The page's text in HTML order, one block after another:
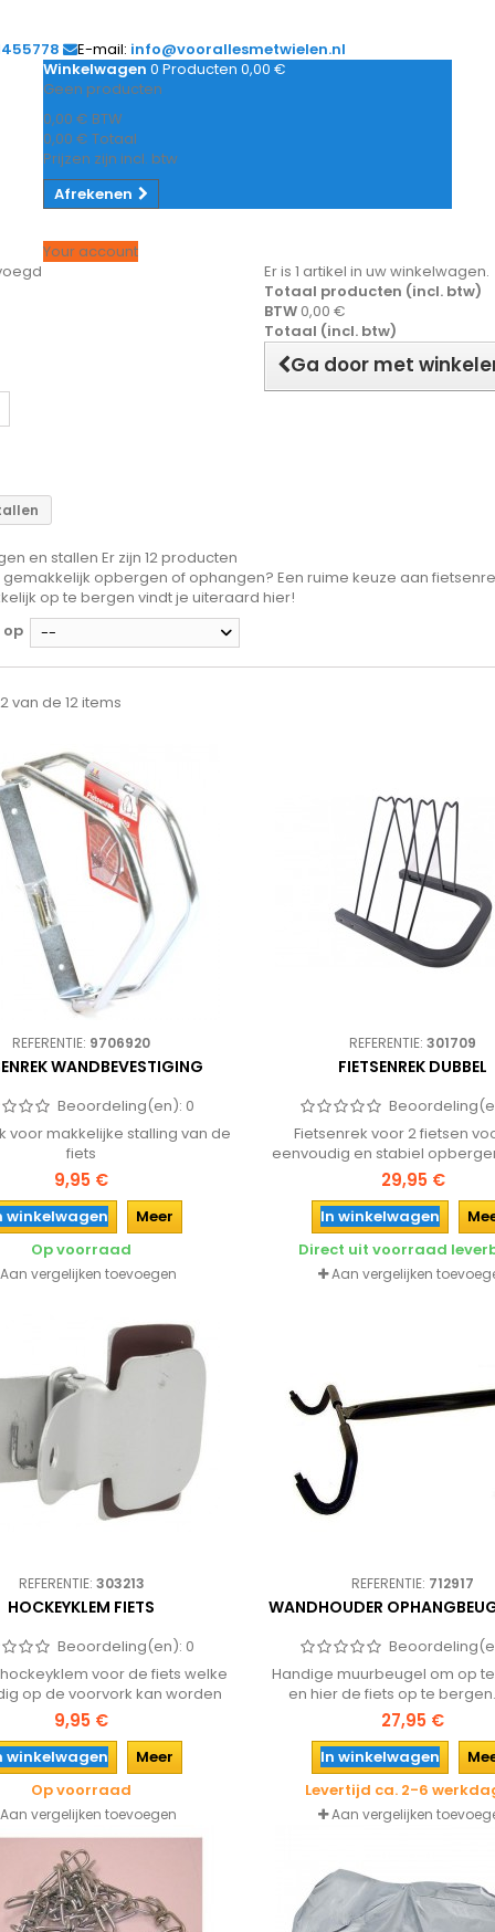
E-mail: info@voorallesmetwielen.nl
Winkelwagen 0 Producten 0,00 €
Geen producten
0,00 € BTW
0,00 € Totaal
Prijzen zijn incl. btw
Afrekenen
Your account
Er is 1 artikel in uw winkelwagen.
Totaal producten (incl. btw)
BTW 0,00 €
Totaal (incl. btw)
Ga door met
en stallen Er zijn 12 producten
gemakkelijk opbergen of ophangen? Een ruime keuze aan
op te bergen vindt je uiteraard hier!
op --
van de 12 items
REFERENTIE: 9706920
WANDBEVESTIGING
Beoordeling(en): 0
voor makkelijke stalling van de
fiets
9,95 €
winkelwagen
Meer
Op voorraad
Aan vergelijken toevoegen
REFERENTIE:301709
FIETSENREK DUBBEL
Fietsenrek voor 2 fietsen
eenvoudig en stabiel
fiets in bijv. garage of
29,95 €
In winkelwagen
Direct uit voorraad
Aan vergelijken
REFERENTIE: 303213
HOCKEYKLEM FIETS
Beoordeling(en): 0
voor de fiets welke
op de voorvork kan worden
om zo eenvoudig bijv. een
tennisracket, paraplu of
op de fiets te vervoeren.
9,95 €
winkelwagen
Meer
Op voorraad
Aan vergelijken toevoegen
REFERENTIE: 712917
WANDHOUDER
Handige muurbeugel om op
en hier de fiets op te
ervoor dat je eenvoudig de
ophangbeugel kan hangen en
bespaart in schuur of hal.
bijvoorbeeld mountainbike of
27,95 €
In winkelwagen
Levertijd ca. 2-6
Aan vergelijken